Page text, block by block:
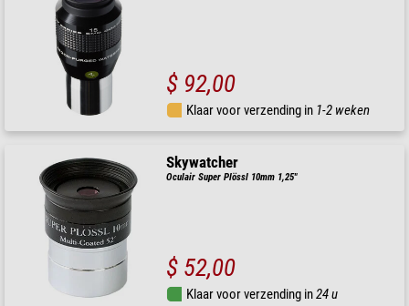
$ 92,00
Klaar voor verzending in 1-2 weken
Skywatcher
Oculair Super Plössl 10mm 1,25"
$ 52,00
Klaar voor verzending in24 u